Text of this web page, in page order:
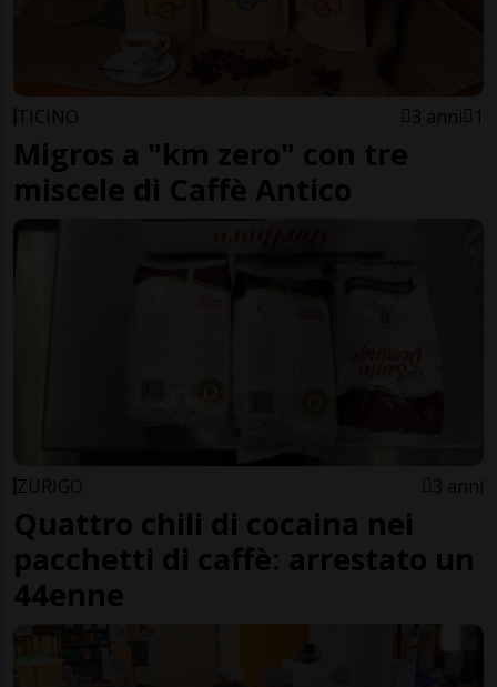
TICINO 3 anni 1
Migros a "km zero" con tre
miscele di Caffè Antico
ZURIGO 3 anni
Quattro chili di cocaina nei
pacchetti di caffè: arrestato un
44enne